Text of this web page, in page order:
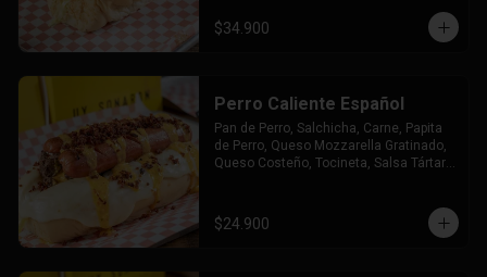
$34.900
Perro Caliente Español
Pan de Perro, Salchicha, Carne, Papita
de Perro, Queso Mozzarella Gratinado,
Queso Costeño, Tocineta, Salsa Tártara
$24.900